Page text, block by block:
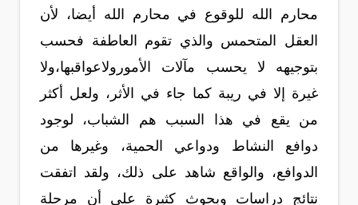
محارم الله للوقوع في محارم الله أيضا، لأن
العقل المتحمس والذي تقوم العاطفة فحسب
بتوجيهه لا يحسب مآلات الأمورولاعواقبها،ولا
غيرة إلا في ريبة كما جاء في الأثر، ولعل أكثر
من يقع في هذا السبب هم الشباب، لوجود
دوافع النشاط ودواعي الحمية، وغيرها من
الدوافع، والواقع شاهد على ذلك، ولقد اتفقت
نتائج دراسات وبحوث كثيرة على أن مرحلة